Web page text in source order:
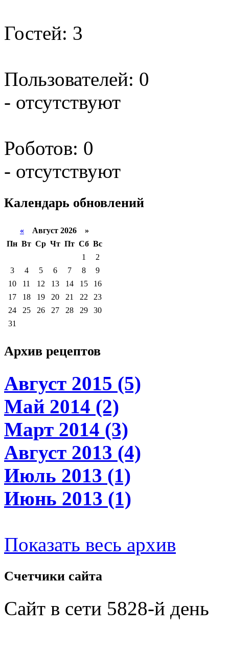
Гостей: 3
Пользователей: 0
- отсутствуют
Роботов: 0
- отсутствуют
Календарь обновлений
« Август 2026 »
Пн Вт Ср Чт Пт Сб Вс
1
2
3
4 5 6 7 8
9
10
11 12 13 14 15
16
17
18 19 20 21 22
23
24
25 26 27 28 29
30
31
Архив рецептов
Август 2015 (5)
Май 2014 (2)
Март 2014 (3)
Август 2013 (4)
Июль 2013 (1)
Июнь 2013 (1)
Показать весь архив
Счетчики сайта
Сайт в сети 5828-й день